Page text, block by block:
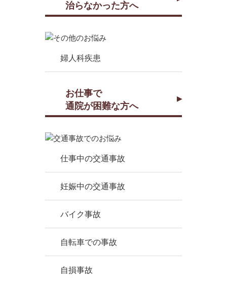
治らなかった方へ
婦人科疾患
お仕事で
通院が困難な方へ
仕事中の交通事故
妊娠中の交通事故
バイク事故
自転車での事故
自損事故